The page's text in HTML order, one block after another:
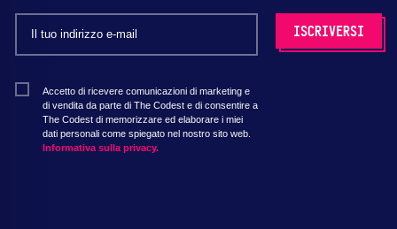
Accetto di ricevere comunicazioni di marketing e
di vendita da parte di The Codest e di consentire a
The Codest di memorizzare ed elaborare i miei
dati personali come spiegato nel nostro sito web.
Informativa sulla privacy.